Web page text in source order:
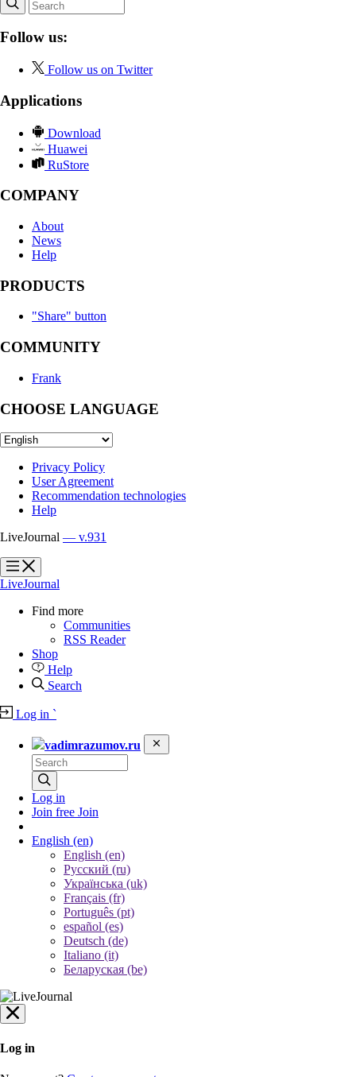
Follow us:
Follow us on Twitter
Applications
Download
Huawei
RuStore
COMPANY
About
News
Help
PRODUCTS
"Share" button
COMMUNITY
Frank
CHOOSE LANGUAGE
Privacy Policy
User Agreement
Recommendation technologies
Help
LiveJournal — v.931
?
?
LiveJournal
Find more
Communities
RSS Reader
Shop
Help
Search
Log in `
vadimrazumov.ru
Log in
Join free Join
English (en)
English (en)
Русский (ru)
Українська (uk)
Français (fr)
Português (pt)
español (es)
Deutsch (de)
Italiano (it)
Беларуская (be)
Log in